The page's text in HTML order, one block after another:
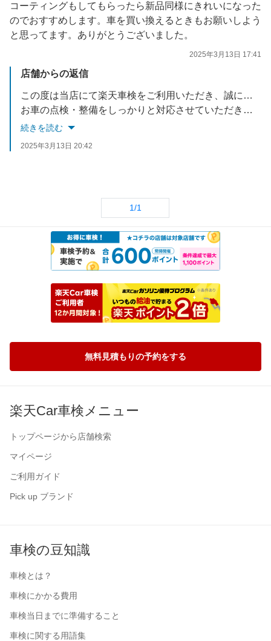
コーティングもしてもらったら新品同様にきれいになった
のでおすすめします。車を買い換えるときもお願いしよう
と思ってます。ありがとうございました。
2025年3月13日 17:41
店舗からの返信
この度は当店にて楽天車検をご利用いただき、誠にありがとうございました。
お車の点検・整備をしっかりと対応させていただきましたので、安心してお乗りいただければと思います。
何かご不明な点や、お車の事で気になることがございましたら、お気軽にお問い合わせください。
今後ともどうぞよろしくお願いします。
続きを読む
2025年3月13日 20:42
1/1
無料見積もりの予約をする
楽天Car車検メニュー
トップページから店舗検索
マイページ
ご利用ガイド
Pick up ブランド
車検の豆知識
車検とは？
車検にかかる費用
車検当日までに準備すること
車検に関する用語集